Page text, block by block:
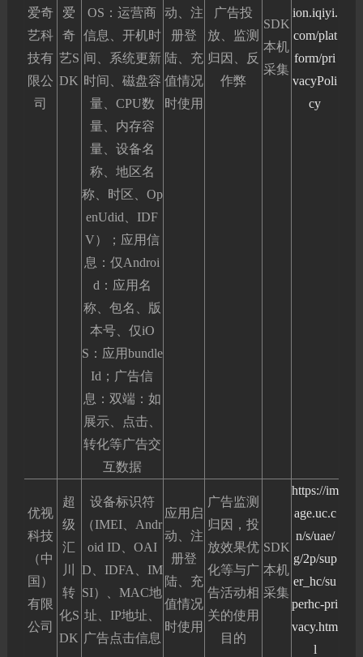
爱奇
艺科
技有
限公
司
爱
奇
艺S
DK
OS：运营商
信息、开机时
间、系统更新
时间、磁盘容
量、CPU数
量、内存容
量、设备名
称、地区名
称、时区、Op
enUdid、IDF
V）；应用信
息：仅Androi
d：应用名
称、包名、版
本号、仅iO
S：应用bundle
Id；广告信
息：双端：如
展示、点击、
转化等广告交
互数据
动、注
册登
陆、充
值情况
时使用
广告投
放、监测
归因、反
作弊
SDK
本机
采集
ion.iqiyi.
com/plat
form/pri
vacyPoli
cy
优视
科技
（中
国）
有限
公司
超
级
汇
川
转
化S
DK
设备标识符
（IMEI、Andr
oid ID、OAI
D、IDFA、IM
SI）、MAC地
址、IP地址、
广告点击信息
应用启
动、注
册登
陆、充
值情况
时使用
广告监测
归因，投
放效果优
化等与广
告活动相
关的使用
目的
SDK
本机
采集
https://im
age.uc.c
n/s/uae/
g/2p/sup
er_hc/su
perhc-pri
vacy.htm
l